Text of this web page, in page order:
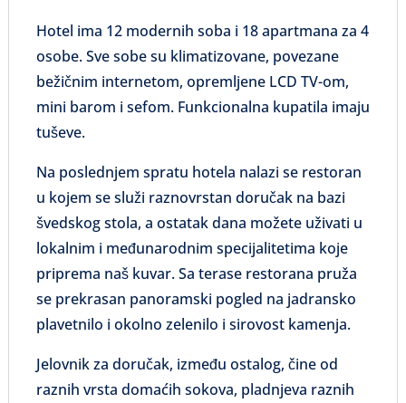
Hotel ima 12 modernih soba i 18 apartmana za 4
osobe. Sve sobe su klimatizovane, povezane
bežičnim internetom, opremljene LCD TV-om,
mini barom i sefom. Funkcionalna kupatila imaju
tuševe.
Na poslednjem spratu hotela nalazi se restoran
u kojem se služi raznovrstan doručak na bazi
švedskog stola, a ostatak dana možete uživati u
lokalnim i međunarodnim specijalitetima koje
priprema naš kuvar. Sa terase restorana pruža
se prekrasan panoramski pogled na jadransko
plavetnilo i okolno zelenilo i sirovost kamenja.
Jelovnik za doručak, između ostalog, čine od
raznih vrsta domaćih sokova, pladnjeva raznih